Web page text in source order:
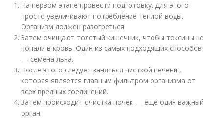
На первом этапе провести подготовку. Для этого
просто увеличивают потребление теплой воды.
Организм должен разогреться.
Затем очищают толстый кишечник, чтобы токсины не
попали в кровь. Один из самых подходящих способов
— семена льна.
После этого следует заняться чисткой печени ,
которая является главным фильтром организма от
всех вредных соединений.
Затем происходит очистка почек — еще один важный
орган.